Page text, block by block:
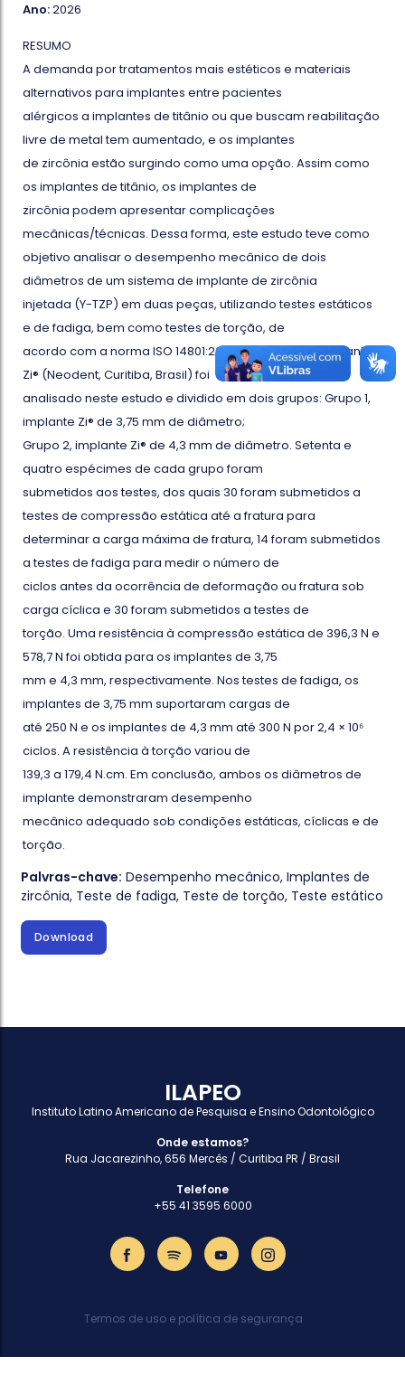
Ano:2026
RESUMO
A demanda por tratamentos mais estéticos e materiais
alternativos para implantes entre pacientes
alérgicos a implantes de titânio ou que buscam reabilitação
livre de metal tem aumentado, e os implantes
de zircônia estão surgindo como uma opção. Assim como
os implantes de titânio, os implantes de
zircônia podem apresentar complicações
mecânicas/técnicas. Dessa forma, este estudo teve como
objetivo analisar o desempenho mecânico de dois
diâmetros de um sistema de implante de zircônia
injetada (Y-TZP) em duas peças, utilizando testes estáticos
e de fadiga, bem como testes de torção, de
acordo com a norma ISO 14801:2016. O sistema de implante
Zi® (Neodent, Curitiba, Brasil) foi
analisado neste estudo e dividido em dois grupos: Grupo 1,
implante Zi® de 3,75 mm de diâmetro;
Grupo 2, implante Zi® de 4,3 mm de diâmetro. Setenta e
quatro espécimes de cada grupo foram
submetidos aos testes, dos quais 30 foram submetidos a
testes de compressão estática até a fratura para
determinar a carga máxima de fratura, 14 foram submetidos
a testes de fadiga para medir o número de
ciclos antes da ocorrência de deformação ou fratura sob
carga cíclica e 30 foram submetidos a testes de
torção. Uma resistência à compressão estática de 396,3 N e
578,7 N foi obtida para os implantes de 3,75
mm e 4,3 mm, respectivamente. Nos testes de fadiga, os
implantes de 3,75 mm suportaram cargas de
até 250 N e os implantes de 4,3 mm até 300 N por 2,4 × 10⁶
ciclos. A resistência à torção variou de
139,3 a 179,4 N.cm. Em conclusão, ambos os diâmetros de
implante demonstraram desempenho
mecânico adequado sob condições estáticas, cíclicas e de
torção.
Palvras-chave: Desempenho mecânico,Implantes de
zircônia, Teste de fadiga, Teste de torção, Teste estático
Download
ILAPEO
Instituto Latino Americano de Pesquisa e Ensino Odontológico
Onde estamos?
Rua Jacarezinho, 656 Mercês / Curitiba PR / Brasil
Telefone
+55 41 3595 6000
Termos de uso e política de segurança